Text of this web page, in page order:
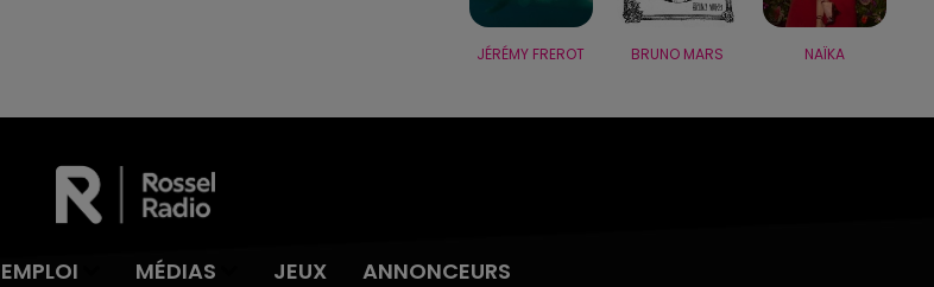
JÉRÉMY FREROT BRUNO MARS NAÏKA
EMPLOI MÉDIAS JEUX ANNONCEURS